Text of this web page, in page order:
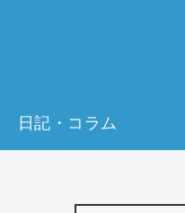
日記・コラム